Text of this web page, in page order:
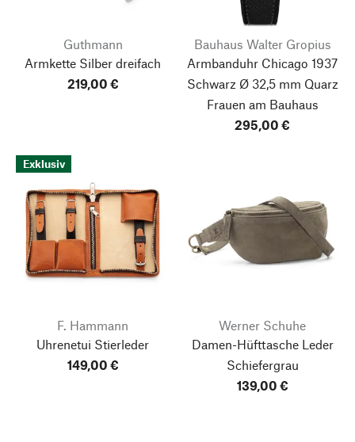
Guthmann
Armkette Silber dreifach
219,00 €
Bauhaus Walter Gropius
Armbanduhr Chicago 1937
Schwarz Ø 32,5 mm Quarz
Frauen am Bauhaus
295,00 €
Exklusiv
F. Hammann
Uhrenetui Stierleder
149,00 €
Werner Schuhe
Damen-Hüfttasche Leder
Schiefergrau
139,00 €